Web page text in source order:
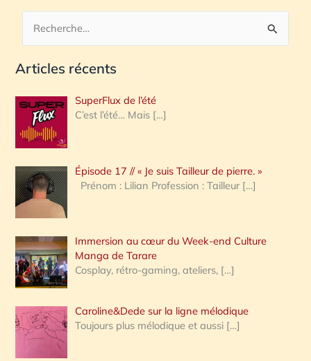
c
e
r
c
h
e
:
Articles récents
SuperFlux de l’été
C’est l’été… Mais […]
Épisode 17 // « Je suis Tailleur de pierre. »
Prénom : Lilian Profession : Tailleur […]
Immersion au cœur du Week-end Culture
Manga de Tarare
Cosplay, rétro-gaming, ateliers, […]
Caroline&Dede sur la ligne mélodique
Toujours plus mélodique et aussi […]